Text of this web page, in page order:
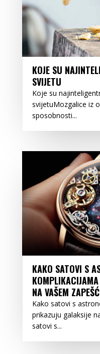
KOJE SU
SVIJETU
Koje su
svijetuMozgalice iz
sposobnosti...
KAKO SATOVI S
NA VAŠEM
Kako satovi s
prikazuju galaksije
satovi s...